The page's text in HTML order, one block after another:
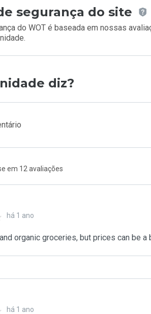
segurança do site
do WOT é baseada em nossas
diz?
em 12 avaliações
há 1 ano
organic groceries, but prices can be
há 1 ano